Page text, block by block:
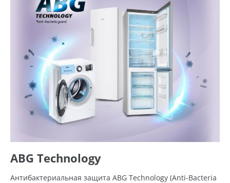
ABG Technology
Антибактериальная защита ABG Technology (Anti-Bacteria